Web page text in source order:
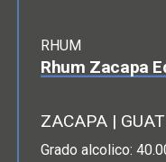
RHUM
Rhum Zacapa
ZACAPA |
Grado alcolico: